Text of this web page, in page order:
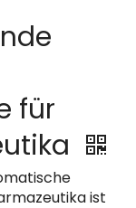
für
ist